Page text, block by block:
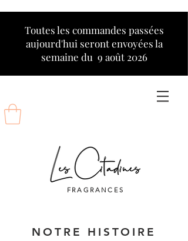
Toutes les commandes passées
aujourd'hui seront envoyées la
semaine du 9 août 2026
FRAGRANCES
NOTRE HISTOIRE